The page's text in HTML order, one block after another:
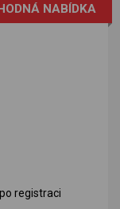
NABÍDKA
registraci